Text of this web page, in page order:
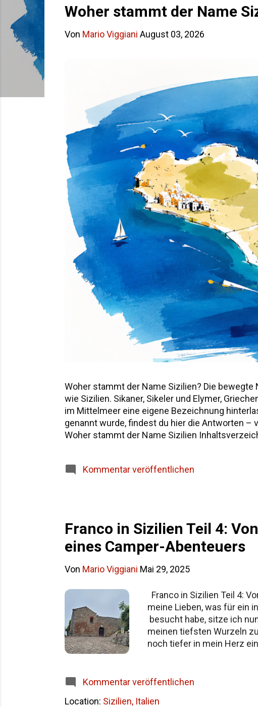
Woher stammt der Name
Von Mario Viggiani August 03, 2026
Woher stammt der Name Sizilien? Die
wie Sizilien. Sikaner, Sikeler und Elymer,
im Mittelmeer eine eigene Bezeichnung
genannt wurde, findest du hier die Antworten –
Woher stammt der Name Sizilien
Kommentar veröffentlichen
Franco in Sizilien Teil 4:
eines Camper-Abenteuers
Von Mario Viggiani Mai 29, 2025
Franco in Sizilien Teil 4:
meine Lieben, was für ein
besucht habe, sitze ich
meinen tiefsten Wurzeln
noch tiefer in mein Herz
Aufbruch nach Cefalù:
Kommentar veröffentlichen
Location: Sizilien, Italien